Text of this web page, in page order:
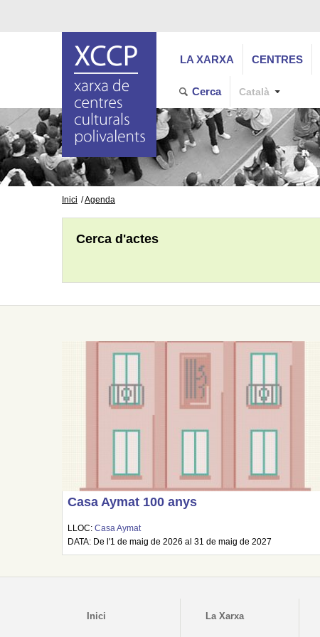
LA XARXA CENTRES
Cerca Català
Inici Agenda
Cerca d'actes
Casa Aymat 100 anys
LLOC:Casa Aymat
DATA: De l'1 de maig de 2026 al 31 de maig de 2027
Inici La Xarxa